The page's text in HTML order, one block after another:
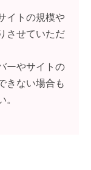
イトの規模や
させていただ
ーやサイトの
きない場合も